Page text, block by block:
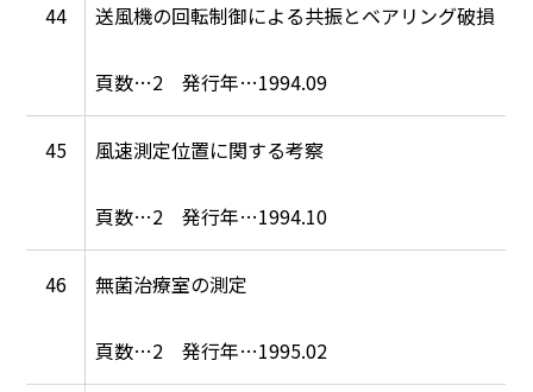
44 送風機の回転制御による共振とベアリング破損
2 1994.09
45 風速測定位置に関する考察
2 1994.10
46 無菌治療室の測定
2 1995.02